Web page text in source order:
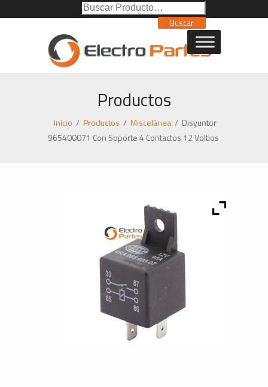
Buscar
Poducto:
Buscar
Productos
Inicio / Productos / Miscelánea / Disyuntor
965400071 Con Soporte 4 Contactos 12 Voltios